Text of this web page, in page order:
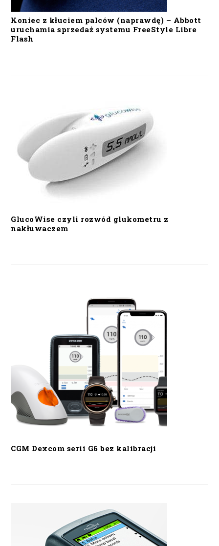
Koniec z kłuciem palców (naprawdę) – Abbott
uruchamia sprzedaż systemu FreeStyle Libre
Flash
GlucoWise czyli rozwód glukometru z
nakłuwaczem
CGM Dexcom serii G6 bez kalibracji